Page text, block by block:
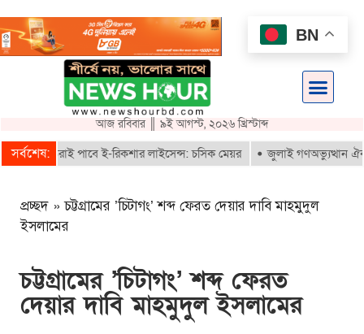
আজ রবিবার ║ ৯ই আগস্ট, ২০২৬ খ্রিস্টাব্দ
সর্বশেষ:পাবে ই-রিকশার লাইসেন্স: চসিক মেয়র জুলাই গণঅভ্যুত্থান ঐক্যবদ্ধ
প্রচ্ছদ »চট্টগ্রামের ’চিটাগং’ শব্দ ফেরত দেয়ার দাবি মাহমুদুল
ইসলামের
চট্টগ্রামের ’চিটাগং’ শব্দ ফেরত
দেয়ার দাবি মাহমুদুল ইসলামের
BN